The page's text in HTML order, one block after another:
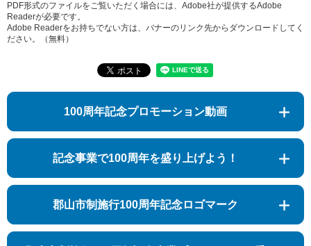
PDF形式のファイルをご覧いただく場合には、Adobe社が提供するAdobe
Readerが必要です。
Adobe Readerをお持ちでない方は、バナーのリンク先からダウンロードしてく
ださい。（無料）
100周年記念プロモーション動画
記念事業で100周年を盛り上げよう！
郡山市制施行100周年記念ロゴマーク